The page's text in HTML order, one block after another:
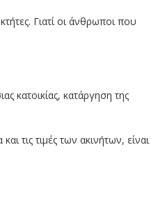
Γιατί οι άνθρωποι που
κατοικίας, κατάργηση της
τις τιμές των ακινήτων, είναι